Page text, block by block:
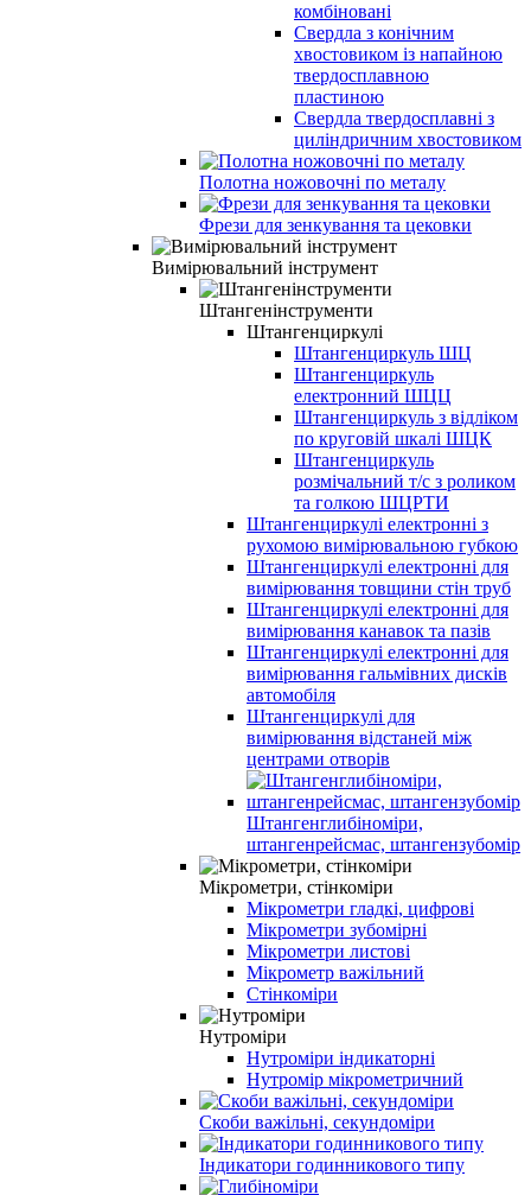
комбіновані
Свердла з конічним
хвостовиком із напайною
твердосплавною
пластиною
Свердла твердосплавні з
циліндричним хвостовиком
Полотна ножовочні по металу
Фрези для зенкування та цековки
Вимірювальний інструмент
Штангенінструменти
Штангенциркулі
Штангенциркуль ШЦ
Штангенциркуль
електронний ШЦЦ
Штангенциркуль з відліком
по круговій шкалі ШЦК
Штангенциркуль
розмічальний т/с з роликом
та голкою ШЦРТИ
Штангенциркулі електронні з
рухомою вимірювальною губкою
Штангенциркулі електронні для
вимірювання товщини стін труб
Штангенциркулі електронні для
вимірювання канавок та пазів
Штангенциркулі електронні для
вимірювання гальмівних дисків
автомобіля
Штангенциркулі для
вимірювання відстаней між
центрами отворів
Штангенглибіноміри,
штангенрейсмас, штангензубомір
Мікрометри, стінкоміри
Мікрометри гладкі, цифрові
Мікрометри зубомірні
Мікрометри листові
Мікрометр важільний
Стінкоміри
Нутроміри
Нутроміри індикаторні
Нутромір мікрометричний
Скоби важільні, секундоміри
Індикатори годинникового типу